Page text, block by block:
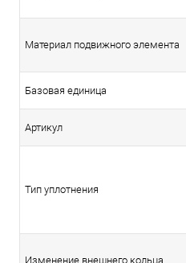
Материал подвижного элемента
Базовая единица
Артикул
Тип уплотнения
Изменение внешнего кольца